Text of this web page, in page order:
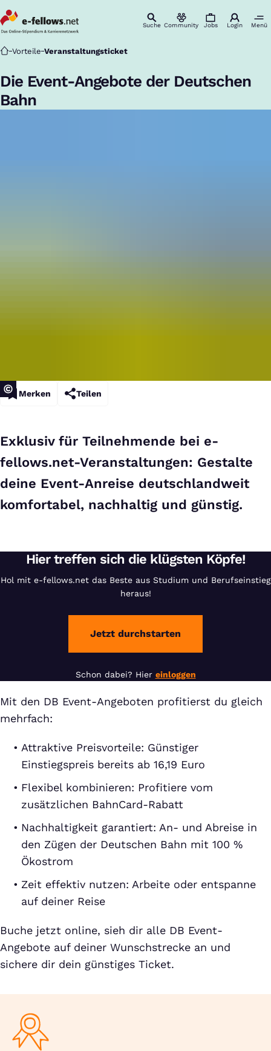
Suche Community Jobs Login Menü
Startseite
Vorteile Veranstaltungsticket
Die Event-Angebote der Deutschen
Bahn
Merken Teilen
Exklusiv für Teilnehmende bei e-
fellows.net-Veranstaltungen: Gestalte
deine Event-Anreise deutschlandweit
komfortabel, nachhaltig und günstig.
Hier treffen sich die klügsten Köpfe!
Hol mit e-fellows.net das Beste aus Studium und Berufseinstieg
heraus!
Jetzt durchstarten
Schon dabei? Hier einloggen
Mit den DB Event-Angeboten profitierst du gleich
mehrfach:
Attraktive Preisvorteile: Günstiger
Einstiegspreis bereits ab 16,19 Euro
Flexibel kombinieren: Profitiere vom
zusätzlichen BahnCard-Rabatt
Nachhaltigkeit garantiert: An- und Abreise in
den Zügen der Deutschen Bahn mit 100 %
Ökostrom
Zeit effektiv nutzen: Arbeite oder entspanne
auf deiner Reise
Buche jetzt online, sieh dir alle DB Event-
Angebote auf deiner Wunschstrecke an und
sichere dir dein günstiges Ticket.